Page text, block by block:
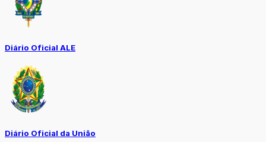
Diário Oficial ALE
Diário Oficial da União